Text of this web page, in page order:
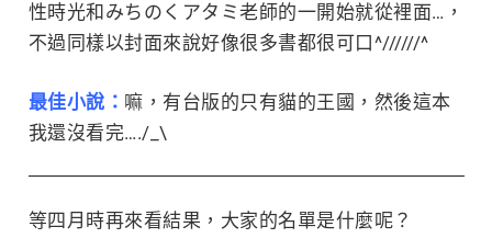
性時光和みちのくアタミ老師的一開始就從裡面…，
不過同樣以封面來說好像很多書都很可口^//////^
最佳小說： 嘛，有台版的只有貓的王國，然後這本
我還沒看完…./_\
等四月時再來看結果，大家的名單是什麼呢？